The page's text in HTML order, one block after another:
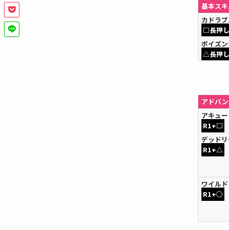
基本ス
カドラ
□長押
ポイズ
△長押
アドバ
アキュ
R1+□
デッド
R1+△
ワイル
R1+○